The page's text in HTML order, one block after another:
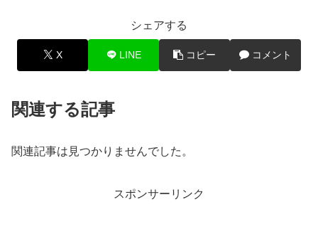
シェアする
X LINE コピー コメント
関連する記事
関連記事は見つかりませんでした。
スポンサーリンク